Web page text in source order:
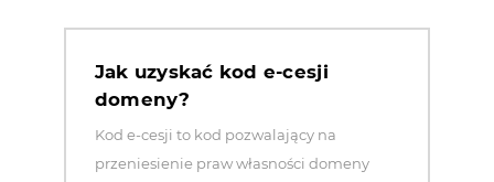
Jak uzyskać kod e-cesji
domeny?
Kod e-cesji to kod pozwalający na
przeniesienie praw własności domeny